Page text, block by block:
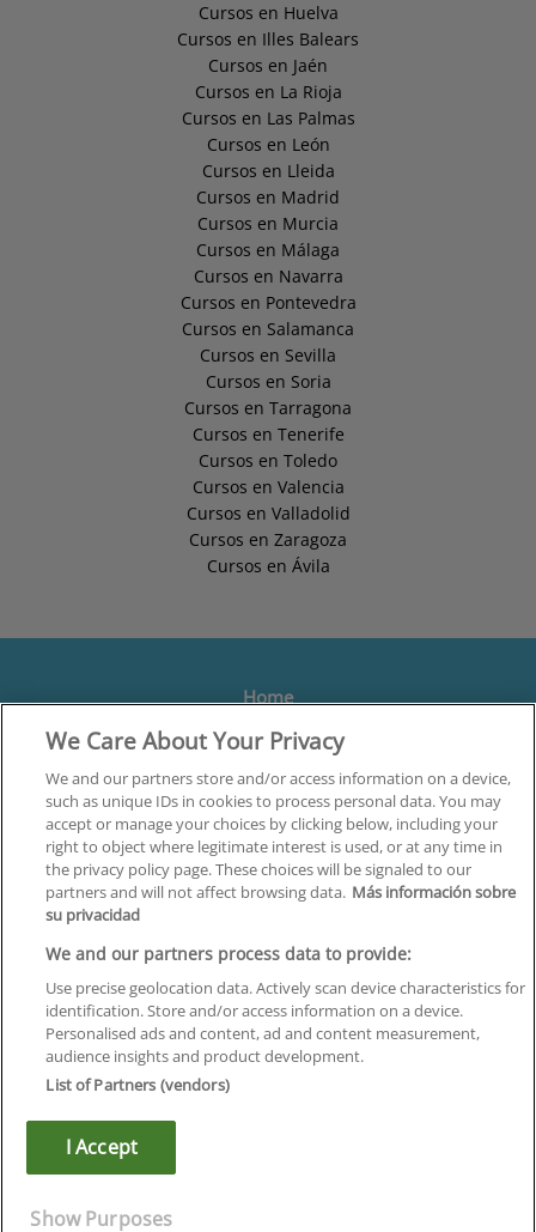
Cursos en Huelva
Cursos en Illes Balears
Cursos en Jaén
Cursos en La Rioja
Cursos en Las Palmas
Cursos en León
Cursos en Lleida
Cursos en Madrid
Cursos en Murcia
Cursos en Málaga
Cursos en Navarra
Cursos en Pontevedra
Cursos en Salamanca
Cursos en Sevilla
Cursos en Soria
Cursos en Tarragona
Cursos en Tenerife
Cursos en Toledo
Cursos en Valencia
Cursos en Valladolid
Cursos en Zaragoza
Cursos en Ávila
Home
Formación
Centros
Orientación
Quiénes somos
Contacta
Aviso Legal
Política de Privacidad
Política de Cookies
Canal Ético
Infoempleo
We Care About Your Privacy
We and our partners store and/or access information on a device,
such as unique IDs in cookies to process personal data. You may
accept or manage your choices by clicking below, including your
right to object where legitimate interest is used, or at any time in
the privacy policy page. These choices will be signaled to our
partners and will not affect browsing data. Más información sobre
su privacidad
We and our partners process data to provide:
Use precise geolocation data. Actively scan device characteristics for
identification. Store and/or access information on a device.
Personalised ads and content, ad and content measurement,
audience insights and product development.
List of Partners (vendors)
I Accept
Show Purposes